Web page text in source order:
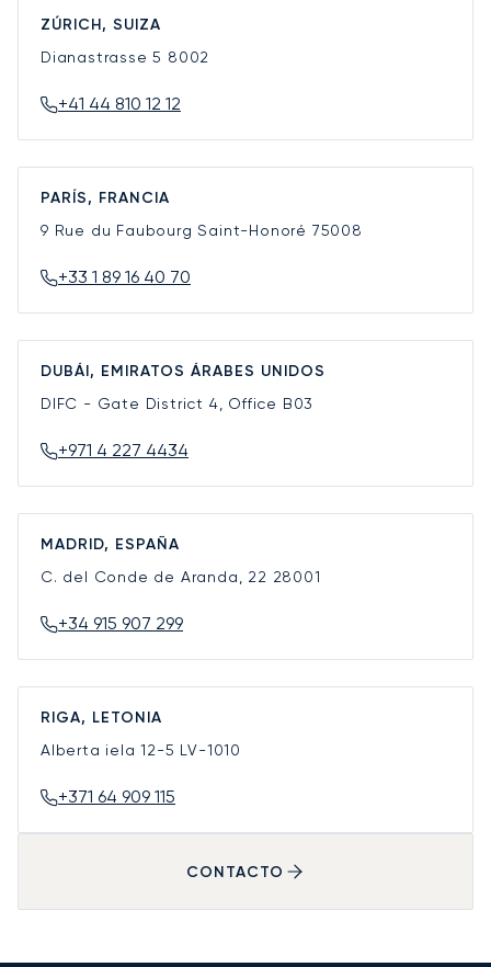
ZÚRICH, SUIZA
Dianastrasse 5 8002
+41 44 810 12 12
PARÍS, FRANCIA
9 Rue du Faubourg Saint-Honoré 75008
+33 1 89 16 40 70
DUBÁI, EMIRATOS ÁRABES UNIDOS
DIFC - Gate District 4, Office B03
+971 4 227 4434
MADRID, ESPAÑA
C. del Conde de Aranda, 22 28001
+34 915 907 299
RIGA, LETONIA
Alberta iela 12-5 LV-1010
+371 64 909 115
CONTACTO